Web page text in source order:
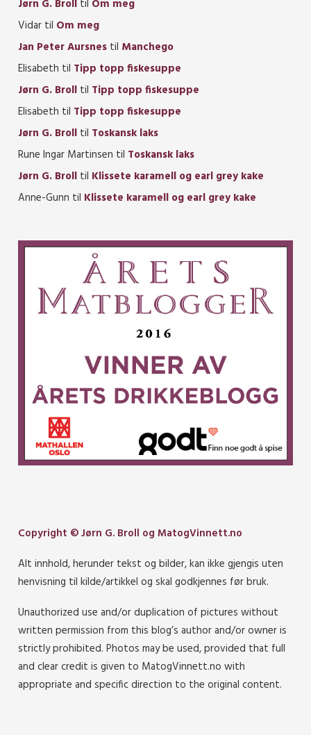
Jørn G. Broll til Om meg
Vidar til Om meg
Jan Peter Aursnes til Manchego
Elisabeth til Tipp topp fiskesuppe
Jørn G. Broll til Tipp topp fiskesuppe
Elisabeth til Tipp topp fiskesuppe
Jørn G. Broll til Toskansk laks
Rune Ingar Martinsen til Toskansk laks
Jørn G. Broll til Klissete karamell og earl grey kake
Anne-Gunn til Klissete karamell og earl grey kake
Copyright © Jørn G. Broll og MatogVinnett.no
Alt innhold, herunder tekst og bilder, kan ikke gjengis uten
henvisning til kilde/artikkel og skal godkjennes før bruk.
Unauthorized use and/or duplication of pictures without
written permission from this blog’s author and/or owner is
strictly prohibited. Photos may be used, provided that full
and clear credit is given to MatogVinnett.no with
appropriate and specific direction to the original content.